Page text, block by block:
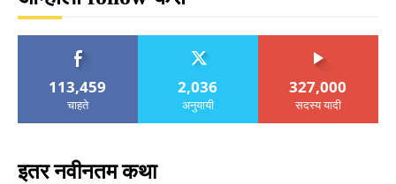
113,459
चाहते
2,036
अनुयायी
327,000
सदस्य यादी
इतर नवीनतम कथा